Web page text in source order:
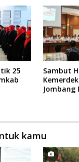
25
Sambut
kamu